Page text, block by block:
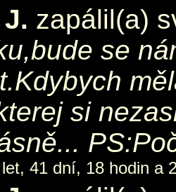
J. zapálil(a)
se
si
41 dní, 18 hodin a